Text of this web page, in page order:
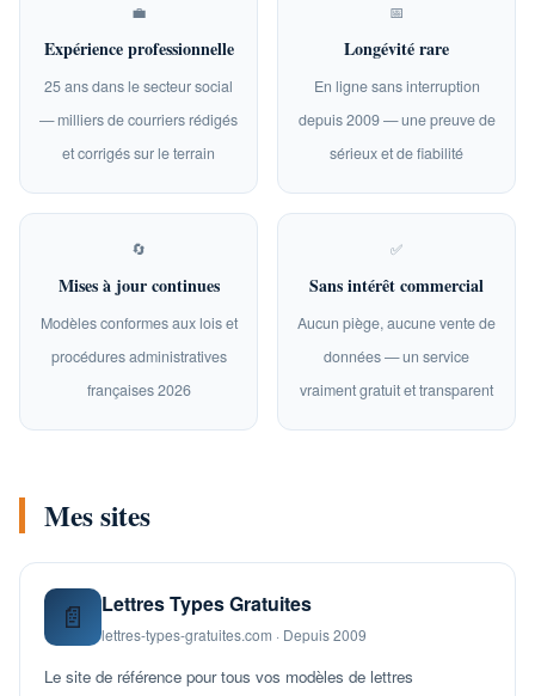
💼
Expérience professionnelle
25 ans dans le secteur social
— milliers de courriers rédigés
et corrigés sur le terrain
📅
Longévité rare
En ligne sans interruption
depuis 2009 — une preuve de
sérieux et de fiabilité
🔄
Mises à jour continues
Modèles conformes aux lois et
procédures administratives
françaises 2026
✅
Sans intérêt commercial
Aucun piège, aucune vente de
données — un service
vraiment gratuit et transparent
Mes sites
📄 Lettres Types Gratuites
lettres-types-gratuites.com · Depuis 2009
Le site de référence pour tous vos modèles de lettres